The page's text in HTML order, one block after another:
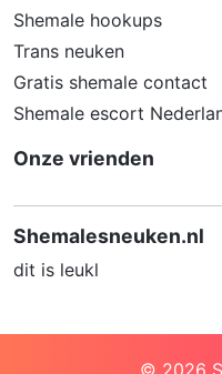
Shemale hookups
Trans neuken
Gratis shemale contact
Shemale escort
Onze vrienden
Shemalesneuken.nl
dit is leukl
© 2026